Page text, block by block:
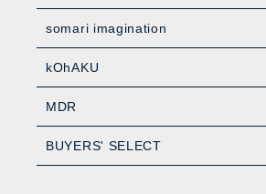
somari imagination
kOhAKU
MDR
BUYERS' SELECT